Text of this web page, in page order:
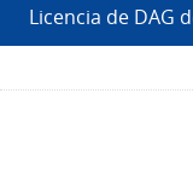
Licencia de DAG